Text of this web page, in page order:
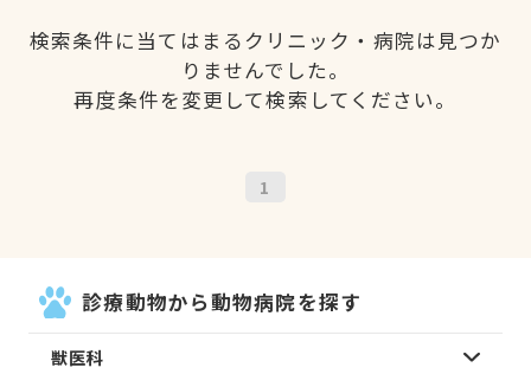
検索条件に当てはまるクリニック・病院は見つか
りませんでした。
再度条件を変更して検索してください。
1
診療動物から動物病院を探す
獣医科